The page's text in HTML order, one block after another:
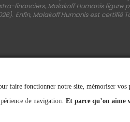
financiers, Malakoff Humanis figure
Enfin, Malakoff Humanis est
faire fonctionner notre site, mémoriser vos
de navigation. Et parce qu’on aime